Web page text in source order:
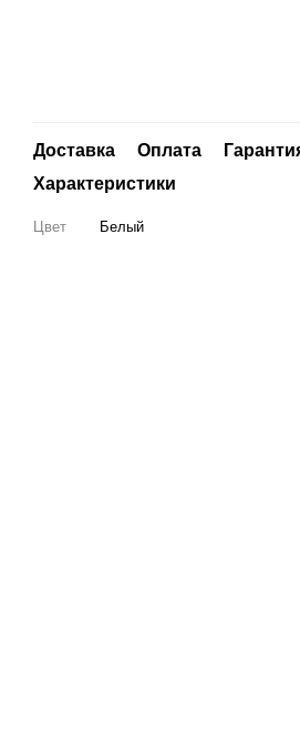
Доставка Оплата
Характеристики
Цвет Белый